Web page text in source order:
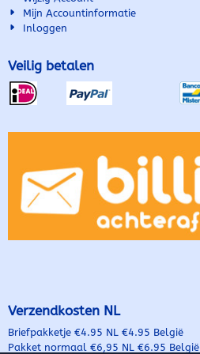
Mijn Accountinformatie
Inloggen
Veilig betalen
Verzendkosten NL
Briefpakketje €4.95 NL €4.95 België
Pakket normaal €6,95 NL €6.95 België